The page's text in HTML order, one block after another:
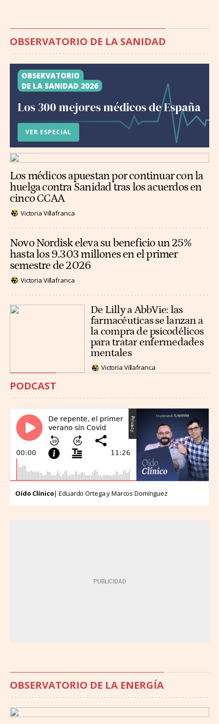
OBSERVATORIO DE LA SANIDAD
OBSERVATORIO
DE LA SANIDAD 2026
Los 300 mejores médicos de España
VER ESPECIAL
Los médicos apuestan por continuar con la
huelga contra Sanidad tras los acuerdos en
cinco CCAA
Victoria Villafranca
Novo Nordisk eleva su beneficio un 25%
hasta los 9.303 millones en el primer
semestre de 2026
Victoria Villafranca
De Lilly a AbbVie: las
farmacéuticas se lanzan a
la compra de psicodélicos
para tratar enfermedades
mentales
Victoria Villafranca
PODCAST
Oído Clínico| Eduardo Ortega y Marcos Domínguez
OBSERVATORIO DE LA ENERGÍA